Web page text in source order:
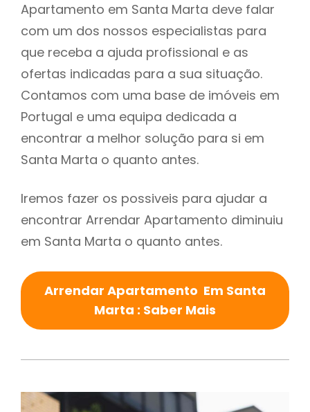
Apartamento em Santa Marta deve falar
com um dos nossos especialistas para
que receba a ajuda profissional e as
ofertas indicadas para a sua situação.
Contamos com uma base de imóveis em
Portugal e uma equipa dedicada a
encontrar a melhor solução para si em
Santa Marta o quanto antes.
Iremos fazer os possiveis para ajudar a
encontrar Arrendar Apartamento diminuiu
em Santa Marta o quanto antes.
Arrendar Apartamento Em Santa
Marta : Saber Mais